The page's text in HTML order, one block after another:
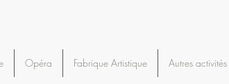
Opéra Fabrique Artistique Autres activités